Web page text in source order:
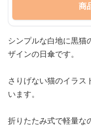
商
シンプルな白地に黒猫
ザインの日傘です。
さりげない猫のイラス
います。
折りたたみ式で軽量な